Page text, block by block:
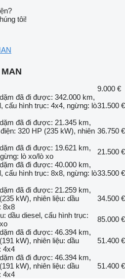
tôi!
9.000 €
đã đi được: 342.000 km,
cấu hình trục: 4x4, ngừng: lò31.500 €
đã đi được: 21.345 km,
320 HP (235 kW), nhiên 36.750 €
đã đi được: 19.621 km,
lò xo/lò xo
21.500 €
đã đi được: 40.000 km,
cấu hình trục: 8x8, ngừng: lò33.500 €
đã đi được: 21.259 km,
kW), nhiên liệu: dầu
8x8
34.500 €
dầu diesel, cấu hình trục:
85.000 €
đã đi được: 46.394 km,
kW), nhiên liệu: dầu
4x4
51.400 €
đã đi được: 46.394 km,
kW), nhiên liệu: dầu
4x4
51.400 €